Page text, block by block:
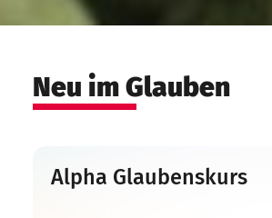
Neu im Glauben
Alpha Glaubenskurs